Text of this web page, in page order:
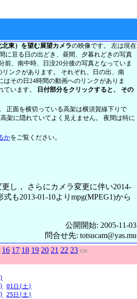
東）を望む展望カメラの映像です。 左は現在
に亘る日の出どき、昼間、夕暮れどきの写真
前、南中時、日没20分後の写真となっていま
ンクがあります。 それぞれ、日の出、南
その日24時間の動画へのリンクがありま
ています。
日付部分をクリックすると、 その
正面を横切っている高架は横須賀線下りで
架に隠れていてよく見えません。 夜間は特に
かをご覧ください。
し， さらにカメラ変更に伴い2014-
も2013-01-10よりmpg(MPEG1)から
公開開始: 2005-11-03
問合せ先: totsucam@yas.mu
16 17 18 19 20 21 22 23 038
01日(土)
25日(土)